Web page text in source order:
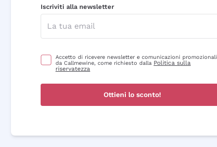
Iscriviti alla newsletter
Accetto di ricevere newsletter e comunicazioni promozionali
da Callmewine, come richiesto dalla Politica sulla
riservatezza
Ottieni lo sconto!